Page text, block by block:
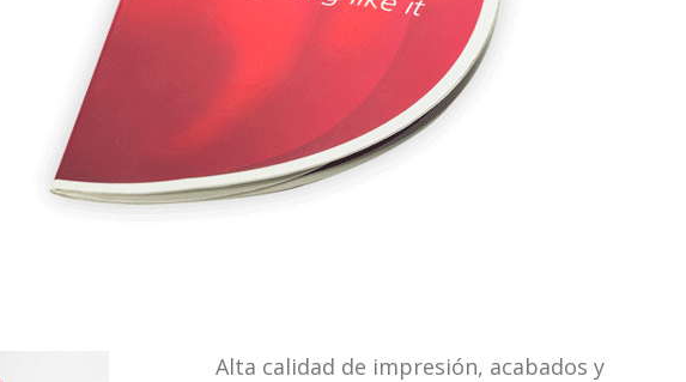
Alta calidad de impresión, acabados y